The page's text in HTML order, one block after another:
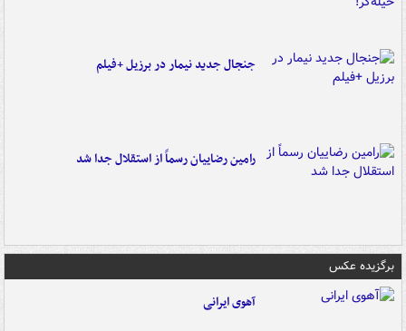
جنجال جدید نیمار در برزیل +فیلم
رامین رضاییان رسماً از استقلال جدا شد
برگزیده عکس
آهوی ایرانی